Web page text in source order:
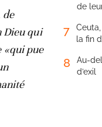
de
Dieu qui
«qui pue
de
7
la fin
8
Au-
d’exil